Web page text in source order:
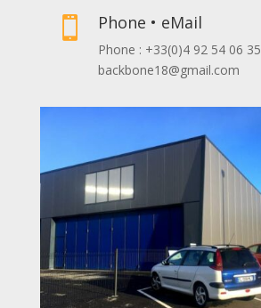
 Phone • eMail
Phone : +33(0)4 92 54 06 35
backbone18@gmail.com